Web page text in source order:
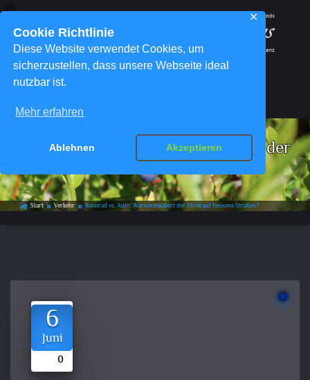
Cookie Richtlinie
Diese Website verwendet Cookies, um
sicherzustellen, dass unsere Webseite ideal
nutzbar ist.
Mehr erfahren
Ablehnen Akzeptieren
✕
Rennrad vs. Auto: Warum eskaliert der
Streit auf Hessens Straßen?
home_work Start double_arrow Verkehr double_arrow Rennrad vs. Auto: Warum eskaliert der Streit auf Hessens Straßen?
6
Juni
0